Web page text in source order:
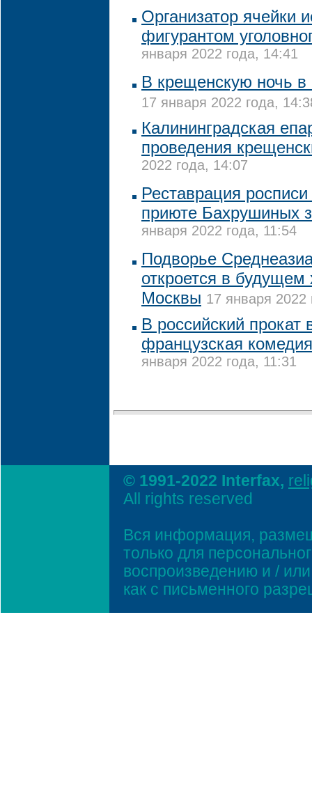
Организатор ячейки
фигурантом
января 2022 года, 14:41
В крещенскую ночь в
17 января 2022 года,
Калининградская
проведения
2022 года, 14:07
Реставрация
приюте Бахрушиных
января 2022 года, 11:54
Подворье
откроется в
Москвы 17 января 2022
В российский прокат
французская
января 2022 года, 11:31
© 1991-2022 Interfax,
All rights reserved
Вся информация,
только для
воспроизведению и /
как с письменного